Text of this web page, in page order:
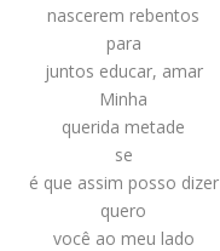
nascerem rebentos
para
juntos educar, amar
Minha
querida metade
se
é que assim posso dizer
quero
você ao meu lado